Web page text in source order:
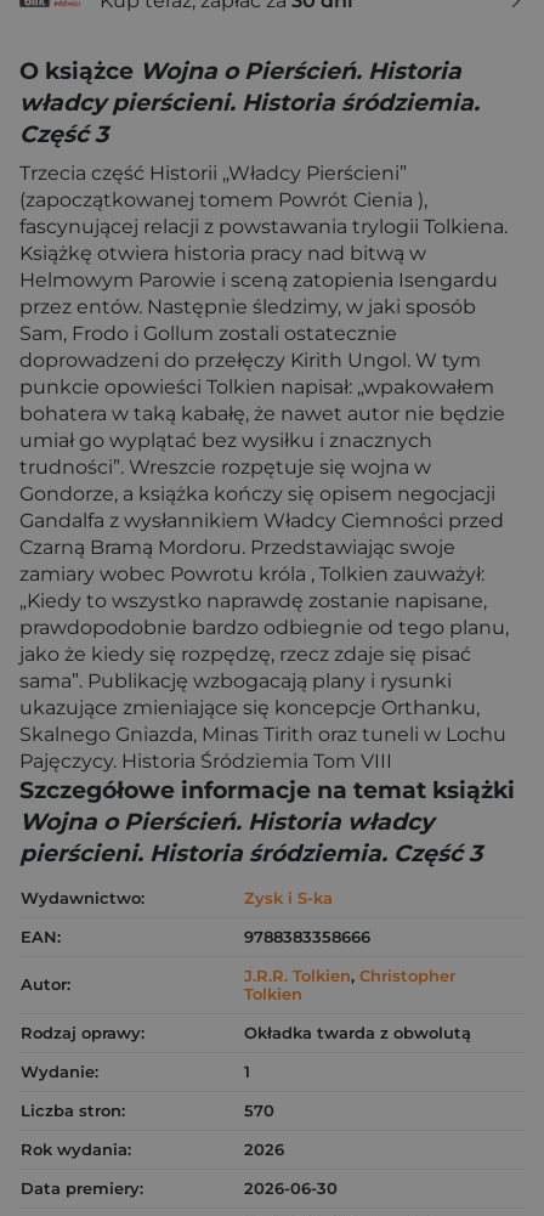
O książce Wojna o Pierścień. Historia
władcy pierścieni. Historia śródziemia.
Część 3
Trzecia część Historii „Władcy Pierścieni”
(zapoczątkowanej tomem Powrót Cienia ),
fascynującej relacji z powstawania trylogii Tolkiena.
Książkę otwiera historia pracy nad bitwą w
Helmowym Parowie i sceną zatopienia Isengardu
przez entów. Następnie śledzimy, w jaki sposób
Sam, Frodo i Gollum zostali ostatecznie
doprowadzeni do przełęczy Kirith Ungol. W tym
punkcie opowieści Tolkien napisał: „wpakowałem
bohatera w taką kabałę, że nawet autor nie będzie
umiał go wyplątać bez wysiłku i znacznych
trudności”. Wreszcie rozpętuje się wojna w
Gondorze, a książka kończy się opisem negocjacji
Gandalfa z wysłannikiem Władcy Ciemności przed
Czarną Bramą Mordoru. Przedstawiając swoje
zamiary wobec Powrotu króla , Tolkien zauważył:
„Kiedy to wszystko naprawdę zostanie napisane,
prawdopodobnie bardzo odbiegnie od tego planu,
jako że kiedy się rozpędzę, rzecz zdaje się pisać
sama”. Publikację wzbogacają plany i rysunki
ukazujące zmieniające się koncepcje Orthanku,
Skalnego Gniazda, Minas Tirith oraz tuneli w Lochu
Pajęczycy. Historia Śródziemia Tom VIII
Szczegółowe informacje na temat książki
Wojna o Pierścień. Historia władcy
pierścieni. Historia śródziemia. Część 3
Wydawnictwo:
Zysk i S-ka
EAN:
9788383358666
Autor: J.R.R. Tolkien, Christopher
Tolkien
Rodzaj oprawy:
Okładka twarda z obwolutą
Wydanie:
1
Liczba stron:
570
Rok wydania:
2026
Data premiery:
2026-06-30